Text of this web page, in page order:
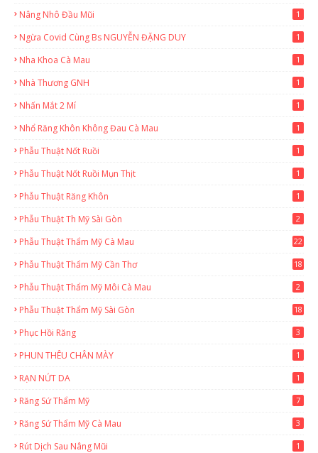
Nâng Nhô Đầu Mũi 1
Ngừa Covid Cùng Bs NGUYỄN ĐẶNG DUY 1
Nha Khoa Cà Mau 1
Nhà Thương GNH 1
Nhấn Mắt 2 Mí 1
Nhổ Răng Khôn Không Đau Cà Mau 1
Phẫu Thuật Nốt Ruồi 1
Phẫu Thuật Nốt Ruồi Mụn Thịt 1
Phẫu Thuật Răng Khôn 1
Phẫu Thuật Th Mỹ Sài Gòn 2
Phẫu Thuật Thẩm Mỹ Cà Mau
22
Phẫu Thuật Thẩm Mỹ Cần Thơ
18
Phẫu Thuật Thẩm Mỹ Môi Cà Mau 2
Phẫu Thuật Thẩm Mỹ Sài Gòn
18
Phục Hồi Răng 3
PHUN THÊU CHÂN MÀY 1
RẠN NỨT DA 1
Răng Sứ Thẩm Mỹ 7
Răng Sứ Thẩm Mỹ Cà Mau 3
Rút Dịch Sau Nâng Mũi 1